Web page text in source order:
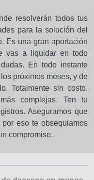
resolverán todos tus
para la solución del
Es una gran aportación
vas a liquidar en todo
En todo instante
próximos meses, y de
Totalmente sin costo,
complejas. Ten tu
Aseguramos que
eso te obsequiamos
compromiso.